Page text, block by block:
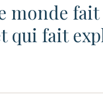
monde
qui fait